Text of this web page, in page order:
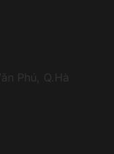
Phú, Q.Hà